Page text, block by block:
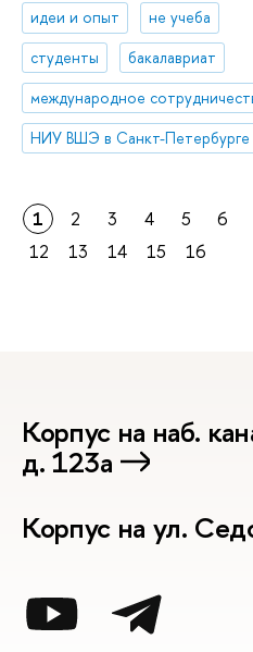
идеи и опыт
не учеба
студенты
бакалавриат
международное
НИУ ВШЭ в Санкт-Петербурге
1 2 3 4 5 6
12
13 14 15 16
Корпус на наб.
д. 123а
Корпус на ул.